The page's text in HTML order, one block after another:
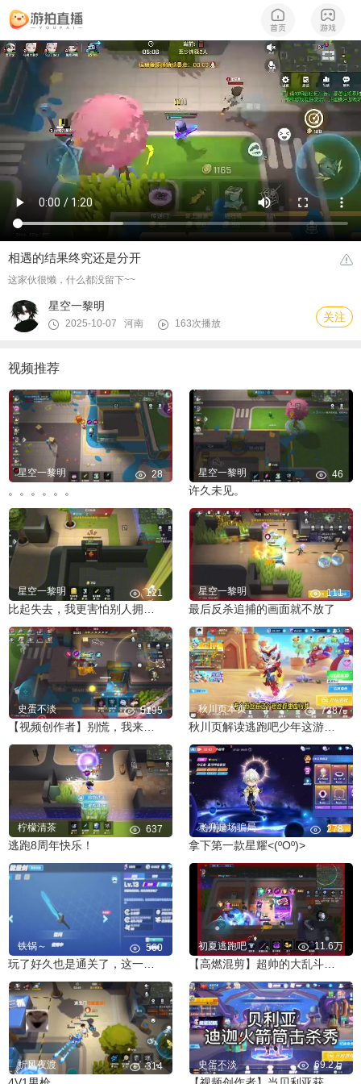
相遇的结果终究还是分开
这家伙很懒，什么都没留下~~
星空一黎明
2025-10-07 河南 163次播放 关注
视频推荐
星空一黎明 28
。。。。。。
星空一黎明 46
许久未见。
星空一黎明 121 星空一黎明 111
最后反杀追捕的画面就不放了
史蛋不淡 5195
【视频创作者】别慌，我来救你了
秋川页本页 7387
秋川页解读逃跑吧少年这游戏的大主播都有特权吗？
柠檬清茶 637
逃跑8周年快乐！
飞升是场骗局 278
拿下第一款星耀<(ºOº)>
铁锅～ 560 初夏逃跑吧 11.6万
折风夜渡 314 史蛋不淡 69.2万